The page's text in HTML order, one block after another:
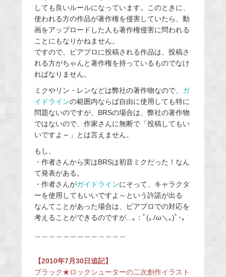
しても良いルールになっています。このときに、
使われる方の作品が著作権を侵害していたら、動
画をアップロードした人も著作権侵害に問われる
ことにもなりかねません。
ですので、ピアプロに投稿される作品は、投稿さ
れる方がちゃんと著作権を持っているものでなけ
ればなりません。
ミクやリン・レンなどは弊社の著作物なので、 ガ
イドラインの範囲内ならば自由に使用しても特に
問題ないのですが、BRSの場合は、弊社の著作物
ではないので、作家さんに無断で「投稿してもい
いですよ～」とは言えません。
もし、
・作者さんから実はBRSは初音ミクだった！なん
て発表がある。
・作者さんがガイドラインにそって、キャラクタ
ーを使用してもいいですよ～という許諾が出る
なんてことがあった場合は、ピアプロでの対応を
考えることができるのですが...｡：ﾟ(｡ﾉω＼｡)ﾟ･｡
【2010年7月30日追記】
ブラック★ロックシューターの二次創作イラスト